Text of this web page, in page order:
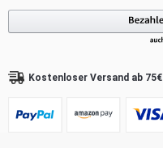
Kostenloser Versand ab 75€